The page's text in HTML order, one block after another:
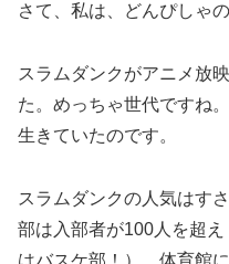
さて、私は、どんぴしゃ
スラムダンクがアニメ放
た。めっちゃ世代ですね
生きていたのです。
スラムダンクの人気はす
部は入部者が100人を超
はバスケ部！）、体育館